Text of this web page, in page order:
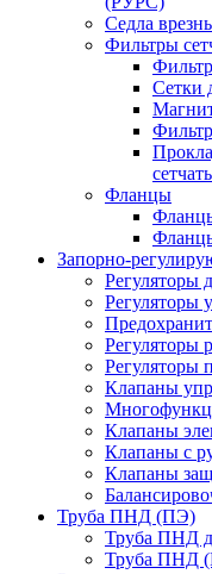
Седла
Фильтры
Сетки
Фланцы
Запорно-
Регуляторы
Регуляторы
Регуляторы
Регуляторы
Клапаны
Клапаны
Клапаны с
Клапаны
Труба ПНД (ПЭ)
Труба ПНД
Труба ПНД